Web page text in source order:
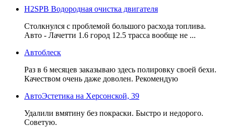
H2SPB Водородная очистка двигателя
Столкнулся с проблемой большого расхода топлива.
Авто - Лачетти 1.6 город 12.5 трасса вообще не ...
Автоблеск
Раз в 6 месяцев заказываю здесь полировку своей бехи.
Качеством очень даже доволен. Рекомендую
АвтоЭстетика на Херсонской, 39
Удалили вмятину без покраски. Быстро и недорого.
Советую.